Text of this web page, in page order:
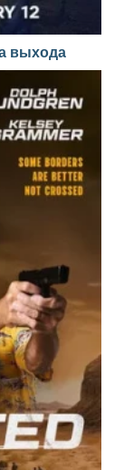
выхода